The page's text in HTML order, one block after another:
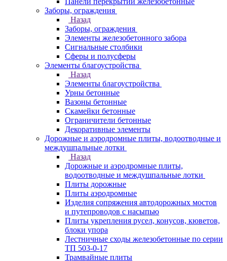
Заборы, ограждения
Назад
Заборы, ограждения
Элементы железобетонного забора
Сигнальные столбики
Сферы и полусферы
Элементы благоустройства
Назад
Элементы благоустройства
Урны бетонные
Вазоны бетонные
Скамейки бетонные
Ограничители бетонные
Декоративные элементы
Дорожные и аэродромные плиты, водоотводные и
междушпальные лотки
Назад
Дорожные и аэродромные плиты,
водоотводные и междушпальные лотки
Плиты дорожные
Плиты аэродромные
Изделия сопряжения автодорожных мостов
и путепроводов с насыпью
Плиты укрепления русел, конусов, кюветов,
блоки упора
Лестничные сходы железобетонные по серии
ТП 503-0-17
Трамвайные плиты